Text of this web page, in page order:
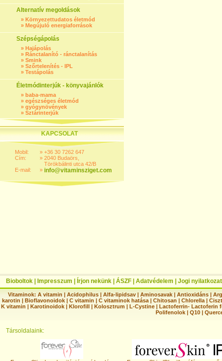
Alternatív megoldások
» Környezettudatos életmód
» Megújuló energiaforrások
Szépségápolás
» Hajápolás
» Ránctalanító - ránctalanítás
» Smink
» Szőrtelenítés - IPL
» Testápolás
Életmódinterjúk - könyvajánlók
» baba-mama
» egészséges életmód
» gyógynövények
» Sztárinterjúk
KAPCSOLAT
Mobil:
Cím:
E-mail:
»
»
»
+36 30 7262 647
2040 Budaörs,
Törökbálinti utca 42/B
info@vitaminsziget.com
Bioboltok Impresszum Írjon nekünk ÁSZF Adatvédelem Jogi nyilatkozat
Vitaminok: A vitamin |Acidophilus |Alfa-lipidsav |Aminosavak |Antioxidáns |
karotin | Bioflavonoidok | C vitamin | C vitaminok hatása | Chitosan | Chlorella |
K vitamin | Karotinoidok | Klorofill | Kolosztrum | L-Cystine | Lactoferrin- Lactoferin
Polifenolok |Q10 |
Társoldalaink: